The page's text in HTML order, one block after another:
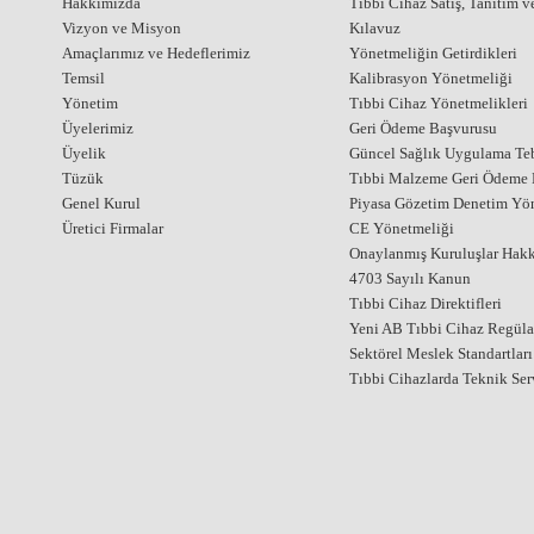
Vizyon ve Misyon
Amaçlarımız ve Hedeflerimiz
Temsil
Yönetim
Üyelerimiz
Üyelik
Tüzük
Genel Kurul
Üretici Firmalar
Kılavuz
Yönetmeliğin Getirdikleri
Kalibrasyon Yönetmeliği
Tıbbi Cihaz Yönetmelikleri
Geri Ödeme Başvurusu
Güncel Sağlık Uygulama
Tıbbi Malzeme Geri Ödeme
Piyasa Gözetim Denetim
CE Yönetmeliği
Onaylanmış Kuruluşlar
4703 Sayılı Kanun
Tıbbi Cihaz Direktifleri
Yeni AB Tıbbi Cihaz
Sektörel Meslek Standartları
Tıbbi Cihazlarda Teknik